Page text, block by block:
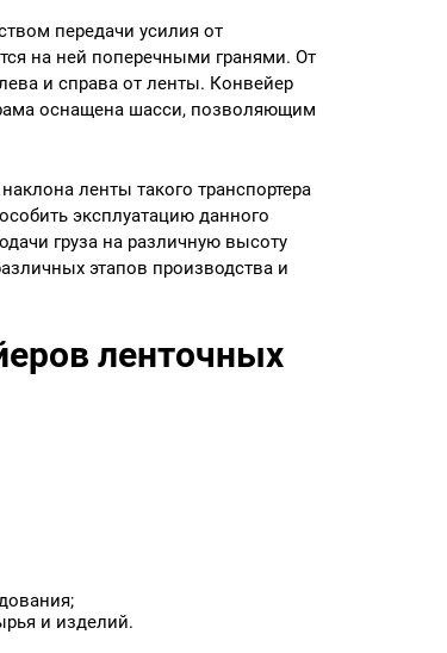
передачи усилия от
на ней поперечными гранями. От
и справа от ленты. Конвейер
оснащена шасси, позволяющим
ленты такого транспортера
эксплуатацию данного
груза на различную высоту
этапов производства и
ленточных
и изделий.